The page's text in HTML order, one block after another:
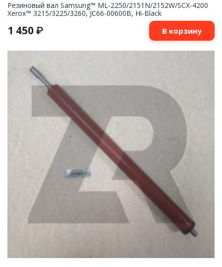
Резиновый вал Samsung™ ML-2250/2151N/2152W/SCX-4200
Xerox™ 3215/3225/3260, JC66-00600B, Hi-Black
1 450 ₽ В корзину